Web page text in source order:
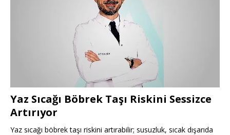
Yaz Sıcağı Böbrek Taşı Riskini Sessizce
Artırıyor
Yaz sıcağı böbrek taşı riskini artırabilir; susuzluk, sıcak dışarıda